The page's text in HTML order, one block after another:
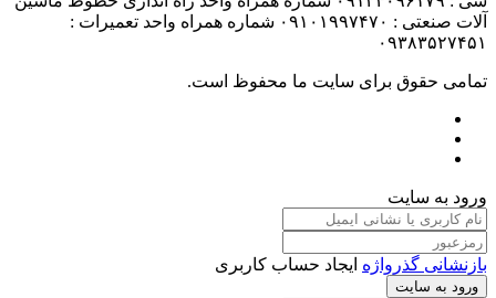
آلات صنعتی : ۰۹۱۰۱۹۹۷۴۷۰ شماره همراه واحد تعمیرات :
۰۹۳۸۳۵۲۷۴۵۱
تمامی حقوق برای سایت ما محفوظ است.
ورود به سایت
بازنشانی گذرواژه ایجاد حساب کاربری
ورود به سایت